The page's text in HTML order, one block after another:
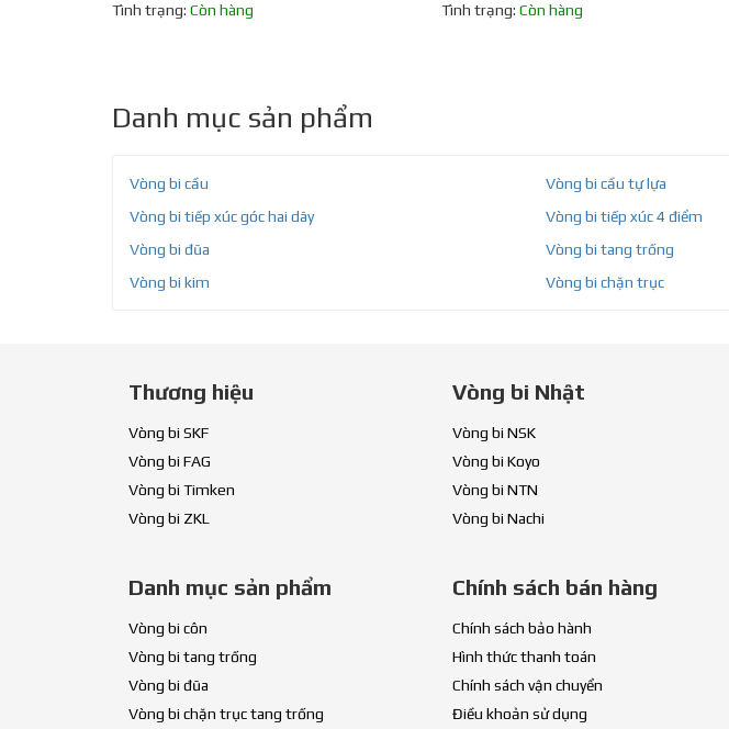
Tình trạng: Còn hàng
Tình trạng: Còn hàng
Danh mục sản phẩm
Vòng bi cầu Vòng bi cầu tự lựa
Vòng bi tiếp xúc góc hai dãy
Vòng bi tiếp xúc 4 điểm
Vòng bi đũa
Vòng bi tang trống
Vòng bi kim
Vòng bi chặn trục
Thương hiệu
Vòng bi SKF
Vòng bi FAG
Vòng bi Timken
Vòng bi ZKL
Vòng bi Nhật
Vòng bi NSK
Vòng bi Koyo
Vòng bi NTN
Vòng bi Nachi
Danh mục sản phẩm
Vòng bi côn
Vòng bi tang trống
Vòng bi đũa
Vòng bi chặn trục tang trống
Chính sách bán hàng
Chính sách bảo hành
Hình thức thanh toán
Chính sách vận chuyển
Điều khoản sử dụng